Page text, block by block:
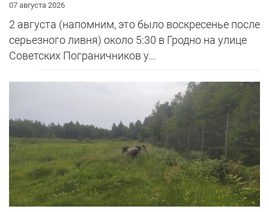
07 августа 2026
2 августа (напомним, это было воскресенье после
серьезного ливня) около 5:30 в Гродно на улице
Советских Пограничников у...